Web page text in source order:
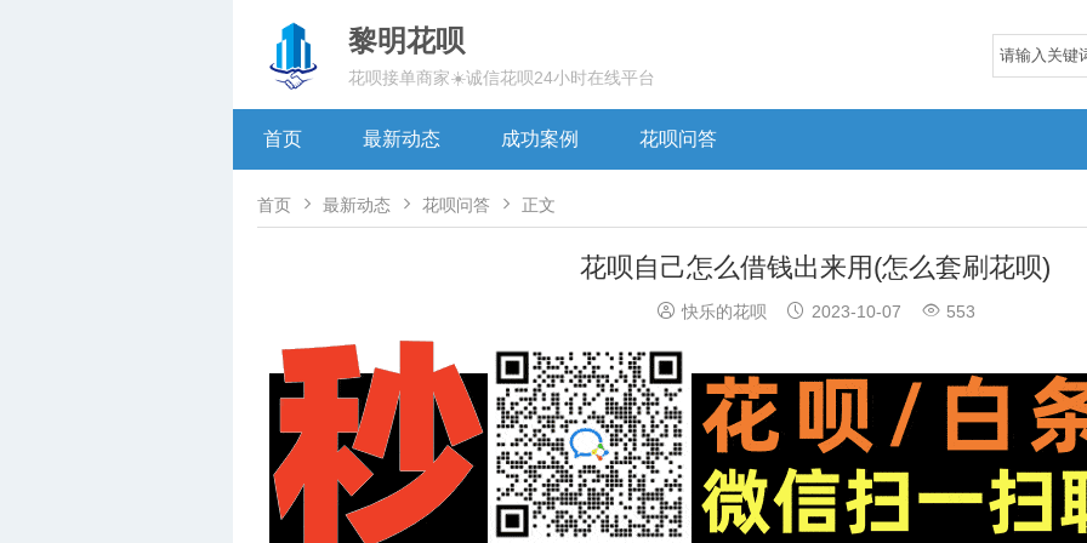
黎明花呗
花呗接单商家☀️诚信花呗24小时在线平台
首页 最新动态 成功案例 花呗问答
首页  最新动态  花呗问答  正文
花呗自己怎么借钱出来用(怎么套刷花呗)
 快乐的花呗  2023-10-07  553